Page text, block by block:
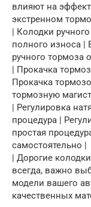
влияют на
экстренном
| Колодки
полного износа
ручного тормоза
| Прокачка
Прокачка
тормозную
| Регулировка
процедура |
простая
самостоятельно |
| Дорогие
всегда, важно
модели вашего
качественных